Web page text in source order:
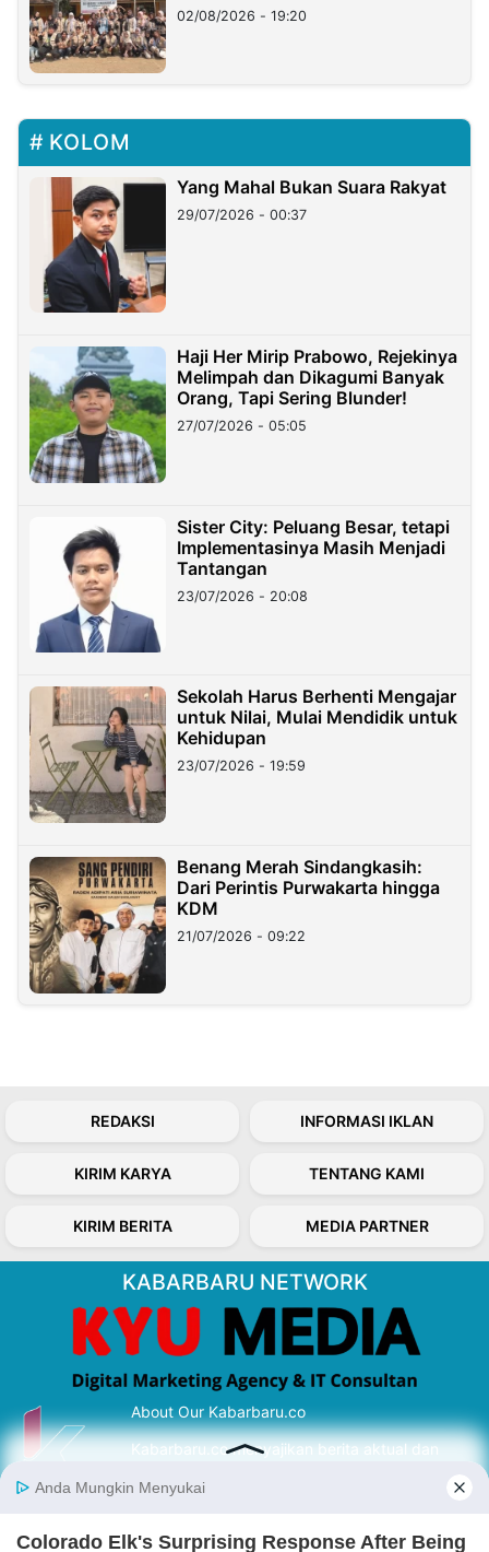
02/08/2026 - 19:20
KOLOM
Yang Mahal Bukan Suara Rakyat
29/07/2026 - 00:37
Haji Her Mirip Prabowo, Rejekinya
Melimpah dan Dikagumi Banyak
Orang, Tapi Sering Blunder!
27/07/2026 - 05:05
Sister City: Peluang Besar, tetapi
Implementasinya Masih Menjadi
Tantangan
23/07/2026 - 20:08
Sekolah Harus Berhenti Mengajar
untuk Nilai, Mulai Mendidik untuk
Kehidupan
23/07/2026 - 19:59
Benang Merah Sindangkasih:
Dari Perintis Purwakarta hingga
KDM
21/07/2026 - 09:22
REDAKSI INFORMASI IKLAN
KIRIM KARYA TENTANG KAMI
KIRIM BERITA MEDIA PARTNER
KABARBARU NETWORK
About Our Kabarbaru.co
Kabarbaru.co menyajikan berita aktual dan
serta terverifikasi dari sumber yang tepat.
Follow Kabarbaru